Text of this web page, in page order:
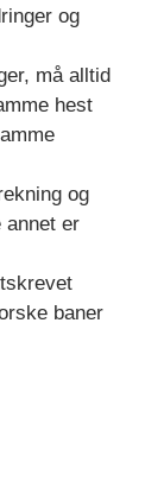
og
må alltid
hest
og
annet er
baner